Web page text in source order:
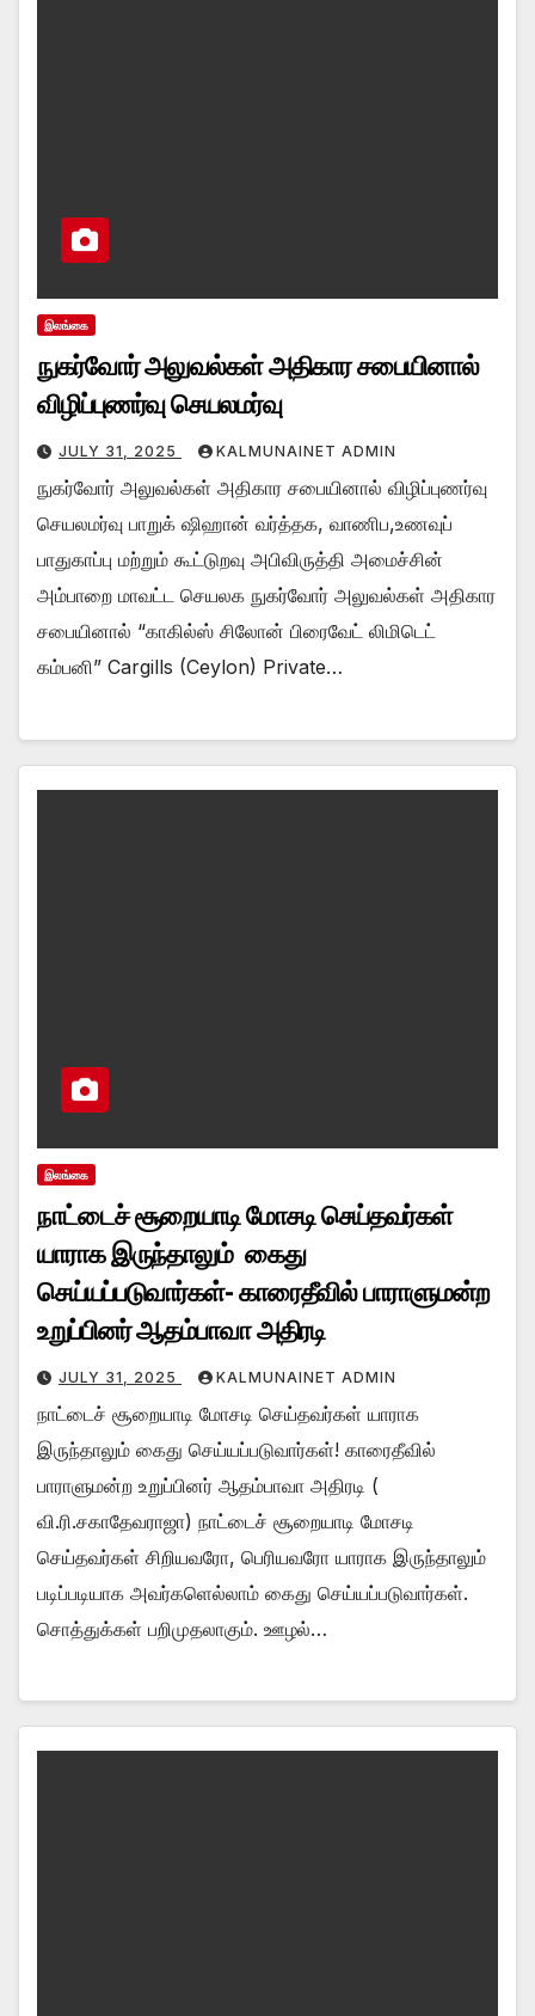
இலங்கை
நுகர்வோர் அலுவல்கள் அதிகார சபையினால்
விழிப்புணர்வு செயலமர்வு
JULY 31, 2025 KALMUNAINET ADMIN
நுகர்வோர் அலுவல்கள் அதிகார சபையினால் விழிப்புணர்வு
செயலமர்வு பாறுக் ஷிஹான் வர்த்தக, வாணிப,உணவுப்
பாதுகாப்பு மற்றும் கூட்டுறவு அபிவிருத்தி அமைச்சின்
அம்பாறை மாவட்ட செயலக நுகர்வோர் அலுவல்கள் அதிகார
சபையினால் “காகில்ஸ் சிலோன் பிரைவேட் லிமிடெட்
கம்பனி” Cargills (Ceylon) Private…
இலங்கை
நாட்டைச் சூறையாடி மோசடி செய்தவர்கள்
யாராக இருந்தாலும் கைது
செய்யப்படுவார்கள்- காரைதீவில் பாராளுமன்ற
உறுப்பினர் ஆதம்பாவா அதிரடி
JULY 31, 2025 KALMUNAINET ADMIN
நாட்டைச் சூறையாடி மோசடி செய்தவர்கள் யாராக
இருந்தாலும் கைது செய்யப்படுவார்கள்! காரைதீவில்
பாராளுமன்ற உறுப்பினர் ஆதம்பாவா அதிரடி (
வி.ரி.சகாதேவராஜா) நாட்டைச் சூறையாடி மோசடி
செய்தவர்கள் சிறியவரோ, பெரியவரோ யாராக இருந்தாலும்
படிப்படியாக அவர்களெல்லாம் கைது செய்யப்படுவார்கள்.
சொத்துக்கள் பறிமுதலாகும். ஊழல்…